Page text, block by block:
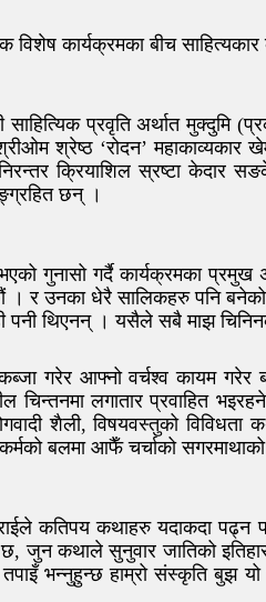
कार्यक्रमका बीच
साहित्यिक प्रवृति अर्थात
श्रेष्ठ ‘रोदन’
क्रियाशिल स्रष्टा
छन् ।
गुनासो गर्दै कार्यक्रमका
। र उनका धेरै सालिकहरु पनि
पनी थिएनन् । यसैले सबै माझ
गरेर आफ्नो वर्चश्व कायम
लगातार प्रवाहित
शैली, विषयवस्तुको विविधता
बलमा आफैँ चर्चाको
राईले कतिपय कथाहरु यदाकदा
जुन कथाले सुनुवार जातिको
भन्नुहुन्छ हाम्रो संस्कृति बुझ